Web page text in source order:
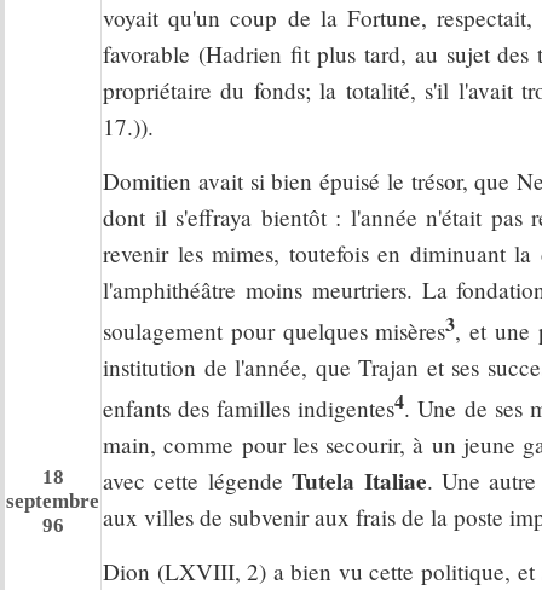
18
septembre
96
voyait qu'un coup de la Fortune,
favorable (Hadrien fit plus tard, au sujet
propriétaire du fonds; la totalité, s'il l'avait
17.)).
Domitien avait si bien épuisé le trésor, que
dont il s'effraya bientôt : l'année n'était pas
revenir les mimes, toutefois en diminuant
l'amphithéâtre moins meurtriers. La
soulagement pour quelques misères3, et une
institution de l'année, que Trajan et ses
enfants des familles indigentes4. Une de ses
main, comme pour les secourir, à un jeune
avec cette légendeTutela Italiae. Une
aux villes de subvenir aux frais de la poste
Dion (LXVIII, 2) a bien vu cette politique, et